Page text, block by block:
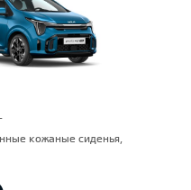
кожаные сиденья,